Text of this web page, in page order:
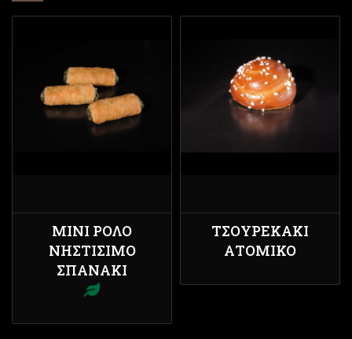
ΜΊΝΙ ΡΟΛΌ
ΝΗΣΤΊΣΙΜΟ
ΣΠΑΝΆΚΙ
ΤΣΟΥΡΕΚΆΚΙ
ΑΤΟΜΙΚΌ